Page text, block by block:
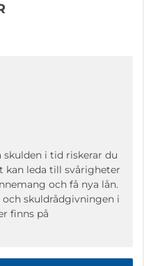
i tid riskerar du
kan leda till svårigheter
och få nya lån.
skuldrådgivningen i
finns på